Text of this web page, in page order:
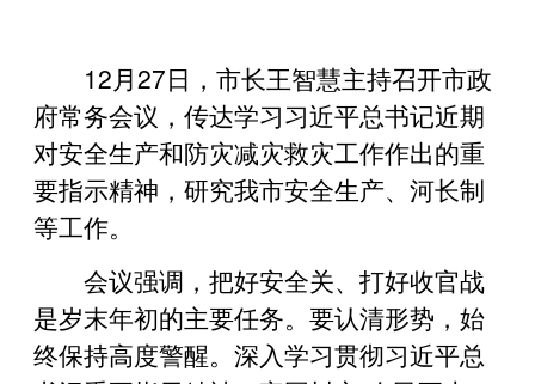
12月27日，市长王智慧主持召开市政
府常务会议，传达学习习近平总书记近期
对安全生产和防灾减灾救灾工作作出的重
要指示精神，研究我市安全生产、河长制
等工作。
会议强调，把好安全关、打好收官战
是岁末年初的主要任务。要认清形势，始
终保持高度警醒。深入学习贯彻习近平总